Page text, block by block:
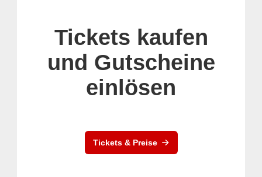
Tickets kaufen
und Gutscheine
einlösen
Tickets & Preise